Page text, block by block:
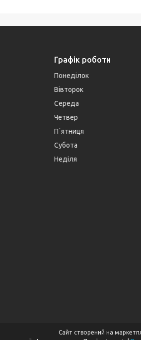
Графік роботи
Понеділок
Вівторок
Середа
Четвер
Пʼятниця
Субота
Неділя
Сайт створений на